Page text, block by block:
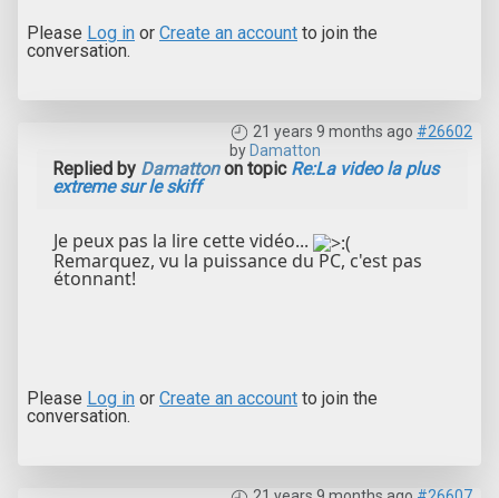
Please Log in or Create an account to join the
conversation.
21 years 9 months ago #26602
by Damatton
Replied by Damattonon topic Re:La video la plus
extreme sur le skiff
Je peux pas la lire cette vidéo...
Remarquez, vu la puissance du PC, c'est pas
étonnant!
Please Log in or Create an account to join the
conversation.